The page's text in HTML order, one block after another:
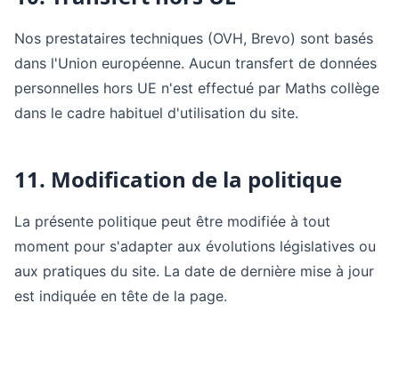
Nos prestataires techniques (OVH, Brevo) sont basés
dans l'Union européenne. Aucun transfert de données
personnelles hors UE n'est effectué par Maths collège
dans le cadre habituel d'utilisation du site.
11. Modification de la politique
La présente politique peut être modifiée à tout
moment pour s'adapter aux évolutions législatives ou
aux pratiques du site. La date de dernière mise à jour
est indiquée en tête de la page.